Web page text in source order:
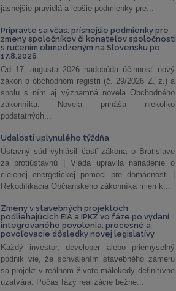
jasnejšie pravidlá a lepšie podmienky pre...
Pripravte sa včas: prísnejšie podmienky pre
zmeny spoločníkov či konateľov spoločnosti
s ručením obmedzeným na Slovensku po
17.8.2026
Od 17. augusta 2026 nadobúda účinnosť nový
zákon o obchodnom registri (č. 29/2026 Z. z.) a
spolu s ním aj významná novela Obchodného
zákonníka. Novela prináša niekoľko
podstatných...
Udalosti uplynulého týždňa
Ústavný súd vyhlásil časť zákona o Bratislave
za protiústavnú | Vláda upravila nariadenie o
cielenej energetickej pomoci pre domácnosti |
Rekodifikácia Občianskeho zákonníka mieri k...
Zmeny v stavebných projektoch
podliehajúcich EIA a IPKZ vo fáze po vydaní
integrovaného povolenia: procesné a
povoľovacie dôsledky novej legislatívy
Každý investor, developer alebo priemyselný
podnik vie, že schválením stavebného zámeru
sa projekt v reálnom živote málokedy definitívne
uzatvára. Počas fázy realizácie bežne...